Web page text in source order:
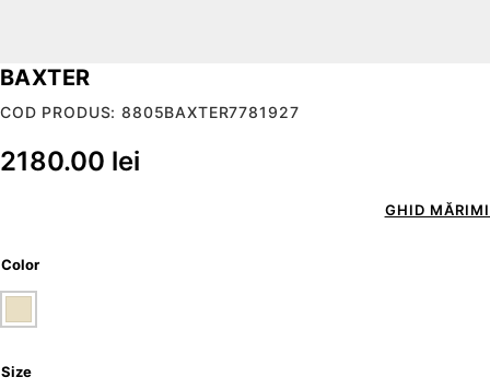
BAXTER
COD PRODUS: 8805BAXTER7781927
2180.00 lei
GHID MĂRIMI
Color
Size